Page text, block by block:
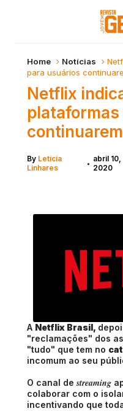
Home Notícias
para usuários
Netflix
By Letícia
Linhares
• abril 10,
2020
A Netflix Brasil,
"reclamações" dos
"tudo" que tem no
incomum ao seu
O canal de streaming
colaborar com o
incentivando que